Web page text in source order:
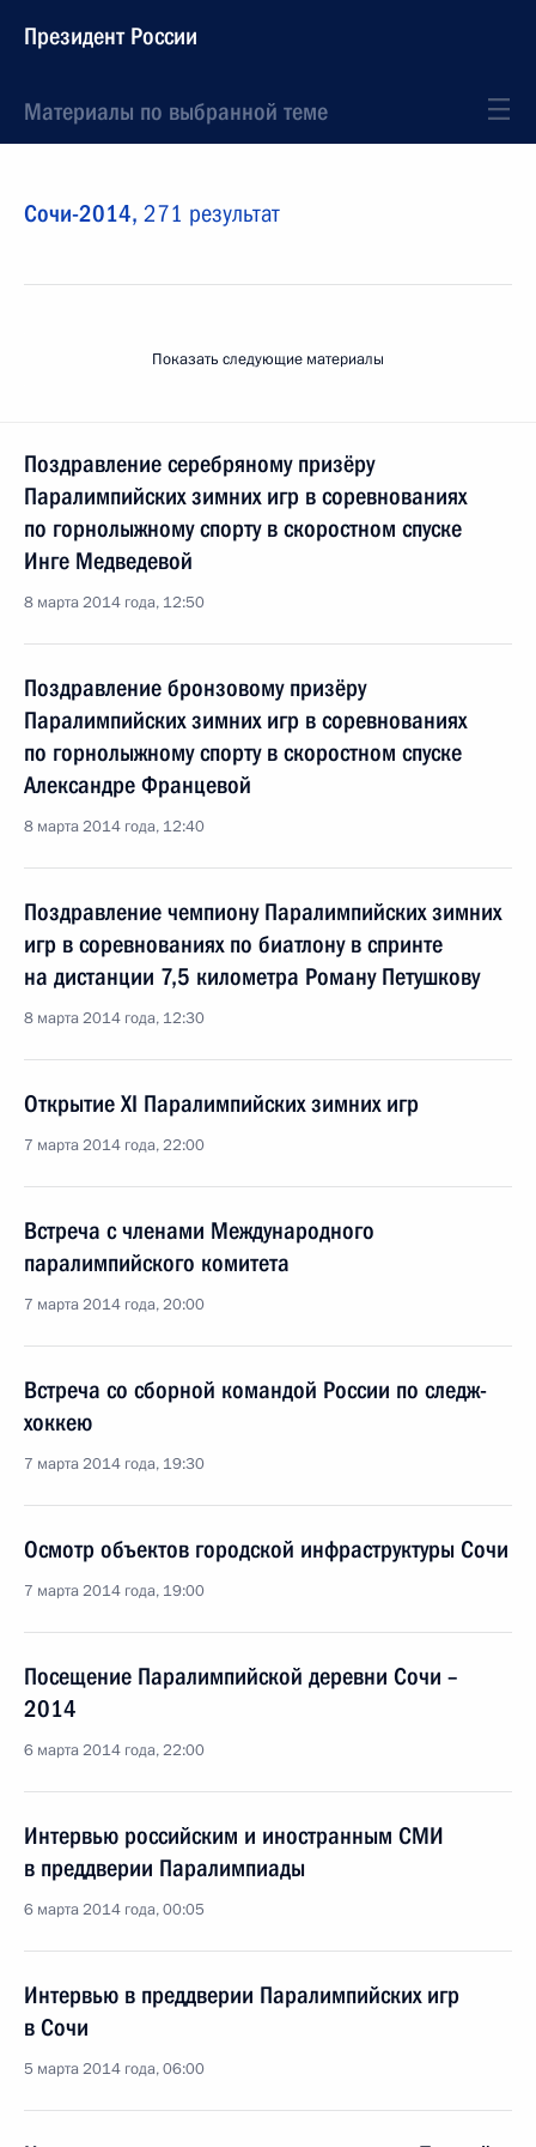
Президент России
Материалы по выбранной теме
Сочи-2014, 271 результат
Показать следующие материалы
Поздравление серебряному призёру
Паралимпийских зимних игр в соревнованиях
по горнолыжному спорту в скоростном спуске
Инге Медведевой
8 марта 2014 года, 12:50
Поздравление бронзовому призёру
Паралимпийских зимних игр в соревнованиях
по горнолыжному спорту в скоростном спуске
Александре Францевой
8 марта 2014 года, 12:40
Поздравление чемпиону Паралимпийских зимних
игр в соревнованиях по биатлону в спринте
на дистанции 7,5 километра Роману Петушкову
8 марта 2014 года, 12:30
Открытие XI Паралимпийских зимних игр
7 марта 2014 года, 22:00
Встреча с членами Международного
паралимпийского комитета
7 марта 2014 года, 20:00
Встреча со сборной командой России по следж-
хоккею
7 марта 2014 года, 19:30
Осмотр объектов городской инфраструктуры Сочи
7 марта 2014 года, 19:00
Посещение Паралимпийской деревни Сочи –
2014
6 марта 2014 года, 22:00
Интервью российским и иностранным СМИ
в преддверии Паралимпиады
6 марта 2014 года, 00:05
Интервью в преддверии Паралимпийских игр
в Сочи
5 марта 2014 года, 06:00